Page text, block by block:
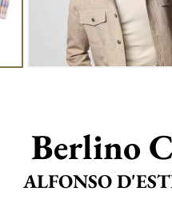
Berlino
ALFONSO